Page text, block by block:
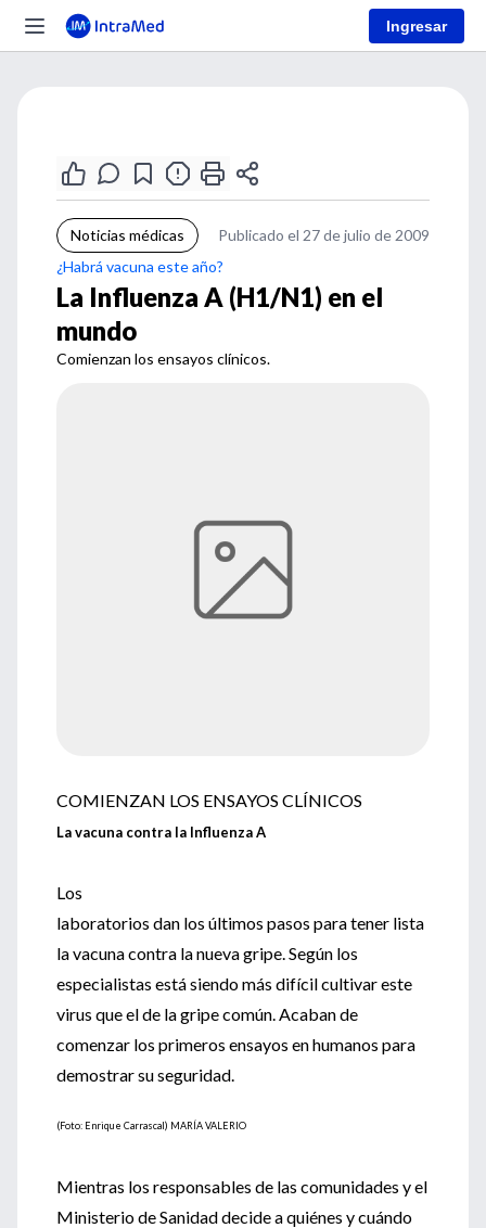
Ingresar
Noticias médicas
Publicado el 27 de julio de 2009
¿Habrá vacuna este año?
La Influenza A (H1/N1) en el
mundo
Comienzan los ensayos clínicos.
COMIENZAN LOS ENSAYOS CLÍNICOS
La vacuna contra la Influenza A
Los
laboratorios dan los últimos pasos para tener lista
la vacuna contra la nueva gripe. Según los
especialistas está siendo más difícil cultivar este
virus que el de la gripe común. Acaban de
comenzar los primeros ensayos en humanos para
demostrar su seguridad.
(Foto: Enrique Carrascal) MARÍA VALERIO
Mientras los responsables de las comunidades y el
Ministerio de Sanidad decide a quiénes y cuándo